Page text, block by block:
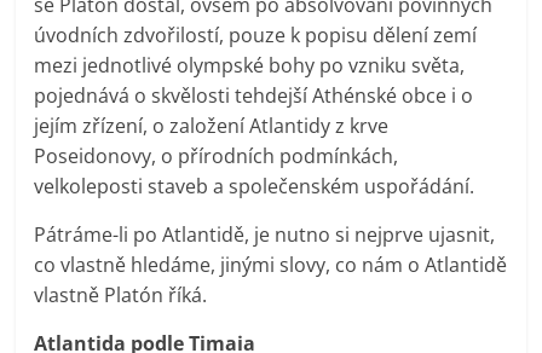
úvodních zdvořilostí, pouze k popisu dělení zemí
mezi jednotlivé olympské bohy po vzniku světa,
pojednává o skvělosti tehdejší Athénské obce i o
jejím zřízení, o založení Atlantidy z krve
Poseidonovy, o přírodních podmínkách,
velkoleposti staveb a společenském uspořádání.
Pátráme-li po Atlantidě, je nutno si nejprve ujasnit,
co vlastně hledáme, jinými slovy, co nám o Atlantidě
vlastně Platón říká.
Atlantida podle Timaia